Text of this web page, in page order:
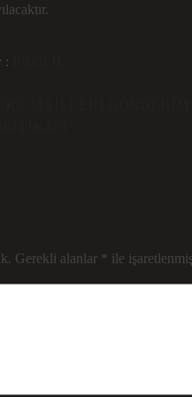
:
Gerekli alanlar * ile